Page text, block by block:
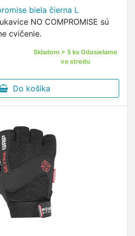
biela čierna L
NO COMPROMISE sú
cvičenie.
Skladom > 5 ks Odosielame
vo stredu
Do košíka